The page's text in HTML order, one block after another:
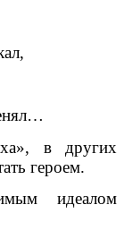
в других
героем.
идеалом